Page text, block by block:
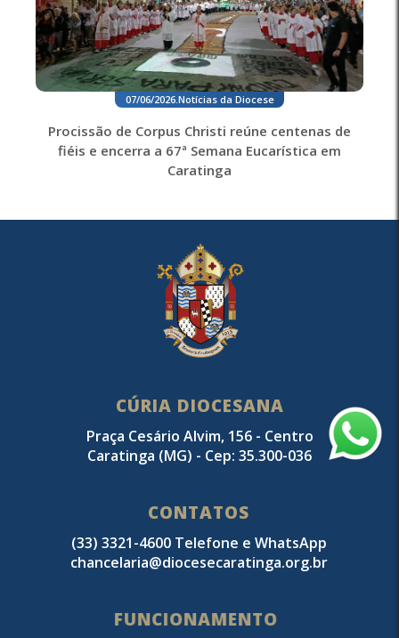
07/06/2026. Notícias da Diocese
Procissão de Corpus Christi reúne centenas de
fiéis e encerra a 67ª Semana Eucarística em
Caratinga
CÚRIA DIOCESANA
Praça Cesário Alvim, 156 - Centro
Caratinga (MG) - Cep: 35.300-036
CONTATOS
(33) 3321-4600 Telefone e WhatsApp
chancelaria@diocesecaratinga.org.br
FUNCIONAMENTO